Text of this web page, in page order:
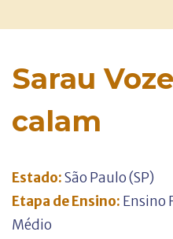
Sarau
calam
Estado:São Paulo (SP)
Etapa de Ensino: Ensino
Médio